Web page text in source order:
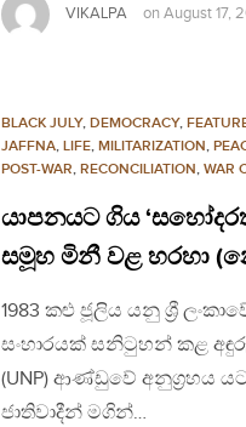
VIKALPA on August 17,
BLACK JULY, DEMOCRACY,
JAFFNA, LIFE, MILITARIZATION,
POST-WAR, RECONCILIATION, WAR
යාපනයට ගිය
සමූහ මිනී වළ හරහා
1983 කළු ජූලිය යනු ශ්‍රී
සංහාරයක් සනිටුහන් කළ
(UNP) ආණ්ඩුවේ අනුග්‍රහය
ජාතිවාදීන් මගින්…